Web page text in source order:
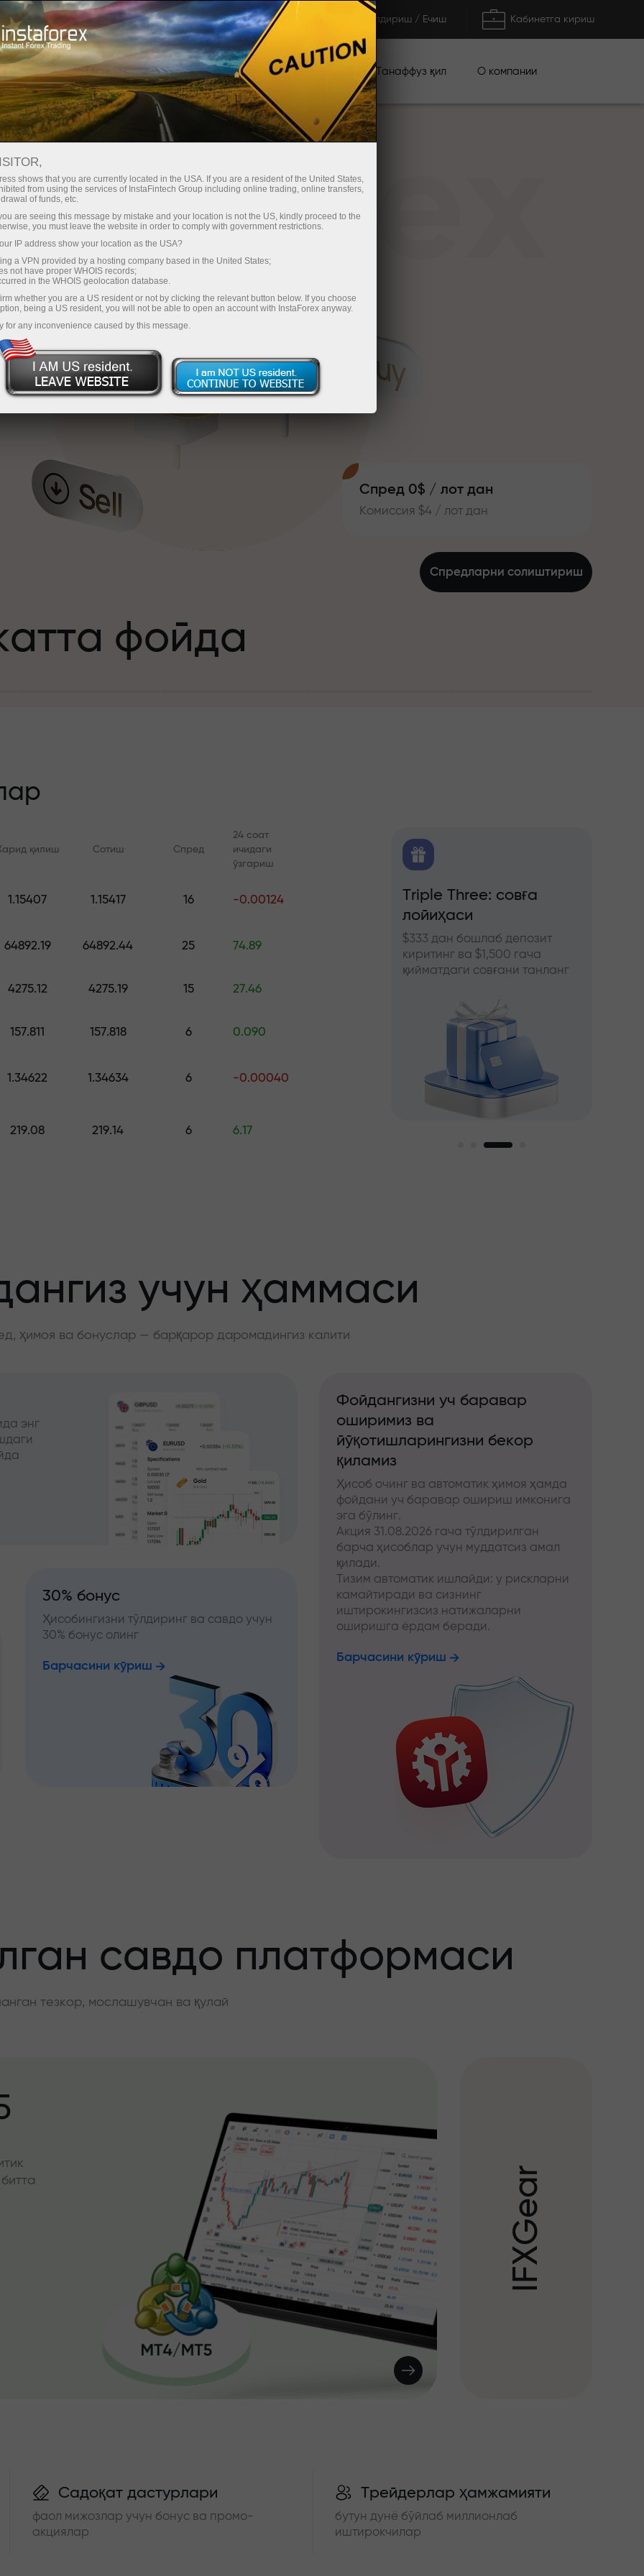
Ҳисоб-варағини тез очиш Савдо платформаси Тўлдириш / Ечиш Кабинетга кириш
Энди иш
учун
Инвесторлар
учун
Ҳамкорлар учун Промоакциялар Танаффуз қил О компании
Спред 0$ / лот дан
Комиссия $4 / лот дан
фойда
учун
жекпоти
— $1,500 гача қийматдаги совғани танланг
қилинг —
— бозордаги
Спредларни солиштириш
қилиш Сотиш Спред
24 соат
ичидаги
ўзгариш
1.15407 1.15417 16 -0.00124
64892.19 64892.44 25 74.89
4275.12 4275.19 15 27.46
157.811 157.818 6 0.090
1.34622 1.34634 6 -0.00040
219.08 219.14 6 6.17
Онлайн курслар
курслар ва вебинарлар
FX.CO билан аналитика
Triple Three: совға
лойиҳаси
$333 дан бошлаб депозит
киритинг ва $1,500 гача
қийматдаги совғани танланг
учун ҳаммаси
ҳимоя ва бонуслар — барқарор даромадингиз калити
энг
30% бонус
Ҳисобингизни тўлдиринг ва савдо учун
30% бонус олинг
Барчасини кўриш
Фойдангизни уч баравар
оширимиз ва
йўқотишларингизни бекор
қиламиз
Ҳисоб очинг ва автоматик ҳимоя ҳамда
фойдани уч баравар ошириш имконига
эга бўлинг.
Акция 31.08.2026 гача тўлдирилган
барча ҳисоблар учун муддатсиз амал
қилади.
Тизим автоматик ишлайди: у рискларни
камайтиради ва сизнинг
иштирокингизсиз натижаларни
оширишга ёрдам беради.
Барчасини кўриш
савдо платформаси
тезкор, мослашувчан ва қулай
I
F
X
G
e
a
r
Садоқат дастурлари
фаол мижозлар учун бонус ва промо-
акциялар
Трейдерлар ҳамжамияти
бутун дунё бўйлаб миллионлаб
иштирокчилар
shows that you are currently located in the USA. If you are a resident of the United States,
from using the services of InstaFintech Group including online trading, online transfers,
of funds, etc.
are seeing this message by mistake and your location is not the US, kindly proceed to the
you must leave the website in order to comply with government restrictions.
IP address show your location as the USA?
a VPN provided by a hosting company based in the United States;
not have proper WHOIS records;
in the WHOIS geolocation database.
whether you are a US resident or not by clicking the relevant button below. If you choose
being a US resident, you will not be able to open an account with InstaForex anyway.
for any inconvenience caused by this message.